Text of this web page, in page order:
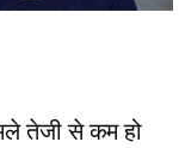
तेजी से कम हो